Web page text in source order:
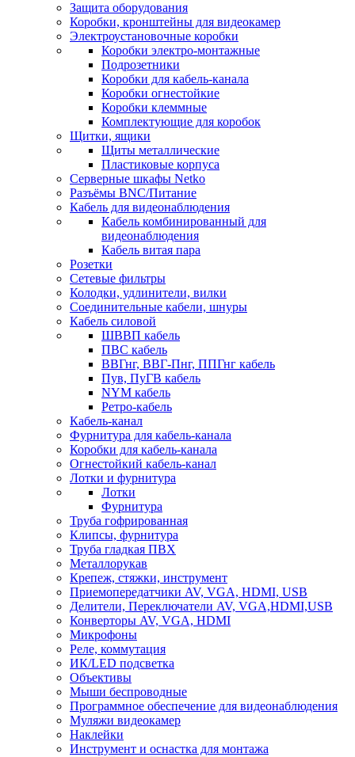
Защита оборудования
Коробки, кронштейны для видеокамер
Электроустановочные коробки
Коробки электро-монтажные
Подрозетники
Коробки для кабель-канала
Коробки огнестойкие
Коробки клеммные
Комплектующие для коробок
Щитки, ящики
Щиты металлические
Пластиковые корпуса
Серверные шкафы Netko
Разъёмы BNC/Питание
Кабель для видеонаблюдения
Кабель комбинированный для
видеонаблюдения
Кабель витая пара
Розетки
Сетевые фильтры
Колодки, удлинители, вилки
Соединительные кабели, шнуры
Кабель силовой
ШВВП кабель
ПВС кабель
ВВГнг, ВВГ-Пнг, ППГнг кабель
Пув, ПуГВ кабель
NYM кабель
Ретро-кабель
Кабель-канал
Фурнитура для кабель-канала
Коробки для кабель-канала
Огнестойкий кабель-канал
Лотки и фурнитура
Лотки
Фурнитура
Труба гофрированная
Клипсы, фурнитура
Труба гладкая ПВХ
Металлорукав
Крепеж, стяжки, инструмент
Приемопередатчики AV, VGA, HDMI, USB
Делители, Переключатели AV, VGA,HDMI,USB
Конверторы AV, VGA, HDMI
Микрофоны
Реле, коммутация
ИК/LED подсветка
Объективы
Мыши беспроводные
Программное обеспечение для видеонаблюдения
Муляжи видеокамер
Наклейки
Инструмент и оснастка для монтажа